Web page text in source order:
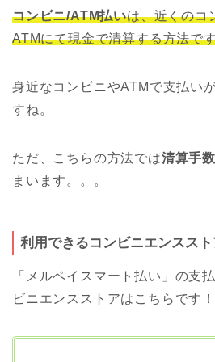
コンビニ/ATM払いは、近くのコ
ATMにて現金で清算する方法で
身近なコンビニやATMで支払い
すね。
ただ、こちらの方法では清算手
まいます。。。
利用できるコンビニエンスス
「メルペイスマート払い」の支
ビニエンスストアはこちらです！